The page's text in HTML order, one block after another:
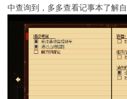
中查询到，多多查看记事本了解自